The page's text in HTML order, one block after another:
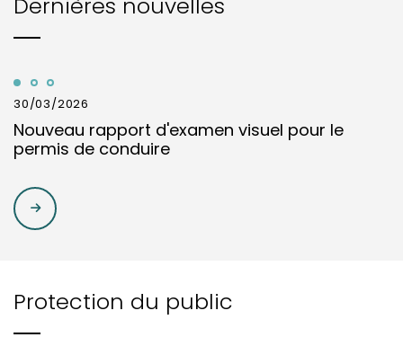
30/03/2026
Nouveau rapport d'examen visuel pour le
permis de conduire
Protection du public